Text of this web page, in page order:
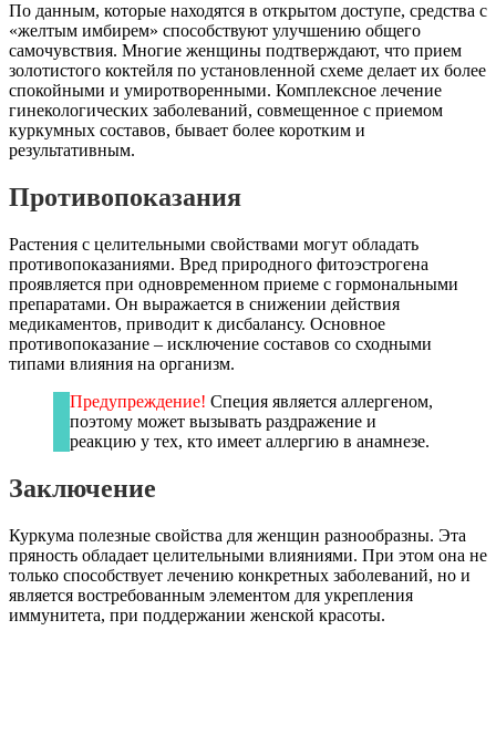
По данным, которые находятся в открытом доступе, средства с
«желтым имбирем» способствуют улучшению общего
самочувствия. Многие женщины подтверждают, что прием
золотистого коктейля по установленной схеме делает их более
спокойными и умиротворенными. Комплексное лечение
гинекологических заболеваний, совмещенное с приемом
куркумных составов, бывает более коротким и
результативным.
Противопоказания
Растения с целительными свойствами могут обладать
противопоказаниями. Вред природного фитоэстрогена
проявляется при одновременном приеме с гормональными
препаратами. Он выражается в снижении действия
медикаментов, приводит к дисбалансу. Основное
противопоказание – исключение составов со сходными
типами влияния на организм.
Предупреждение! Специя является аллергеном,
поэтому может вызывать раздражение и
реакцию у тех, кто имеет аллергию в анамнезе.
Заключение
Куркума полезные свойства для женщин разнообразны. Эта
пряность обладает целительными влияниями. При этом она не
только способствует лечению конкретных заболеваний, но и
является востребованным элементом для укрепления
иммунитета, при поддержании женской красоты.